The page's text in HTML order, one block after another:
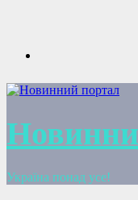
Україна понад усе!